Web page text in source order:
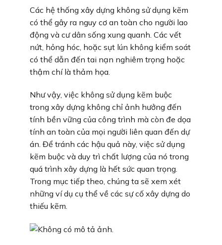
Các hệ thống xây dựng không sử dụng kẽm
có thể gây ra nguy cơ an toàn cho người lao
động và cư dân sống xung quanh. Các vết
nứt, hỏng hóc, hoặc sụt lún không kiểm soát
có thể dẫn đến tai nạn nghiêm trọng hoặc
thậm chí là thảm họa.
Như vậy, việc không sử dụng kẽm buộc
trong xây dựng không chỉ ảnh hưởng đến
tính bền vững của công trình mà còn đe dọa
tính an toàn của mọi người liên quan đến dự
án. Để tránh các hậu quả này, việc sử dụng
kẽm buộc và duy trì chất lượng của nó trong
quá trình xây dựng là hết sức quan trọng.
Trong mục tiếp theo, chúng ta sẽ xem xét
những ví dụ cụ thể về các sự cố xây dựng do
thiếu kẽm.